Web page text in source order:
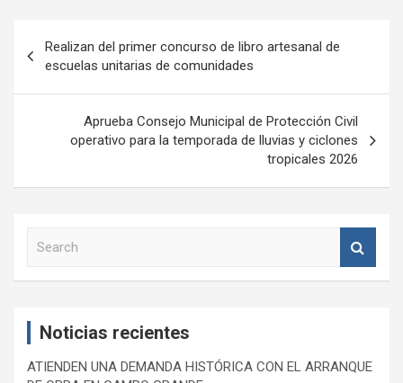
de
entradas
Realizan del primer concurso de libro artesanal de
escuelas unitarias de comunidades
Aprueba Consejo Municipal de Protección Civil
operativo para la temporada de lluvias y ciclones
tropicales 2026
Noticias recientes
ATIENDEN UNA DEMANDA HISTÓRICA CON EL ARRANQUE